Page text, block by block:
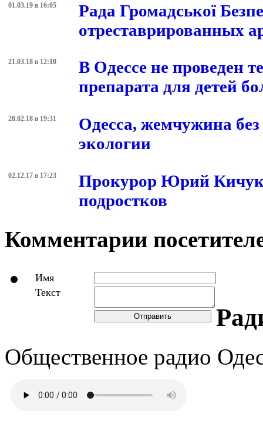
01.03.19 в 16:05
Рада Громадської
отреставрированных
21.03.18 в 12:10
В Одессе не проведен
препарата для
28.02.18 в 19:31
Одесса, жемчужина
экологии
02.12.17 в 17:23
Прокурор Юрий
подростков
Комментарии
Имя
Текст
Отправить
Общественное радио